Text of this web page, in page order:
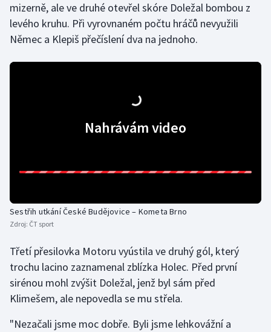
Jezdectví
Judo
Lyže a snowboard
Olympijské hry
Parasport
Plavání
Plážový volejbal
mizerně, ale ve druhé otevřel skóre Doležal bombou z
levého kruhu. Při vyrovnaném počtu hráčů nevyužili
Němec a Klepiš přečíslení dva na jednoho.
Nahrávám video
Sestřih utkání České Budějovice – Kometa Brno
Zdroj: ČT sport
Třetí přesilovka Motoru vyústila ve druhý gól, který
trochu lacino zaznamenal zblízka Holec. Před první
sirénou mohl zvýšit Doležal, jenž byl sám před
Klimešem, ale nepovedla se mu střela.
"Nezačali jsme moc dobře. Byli jsme lehkovážní a